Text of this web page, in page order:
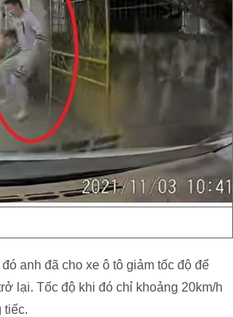
anh đã cho xe ô tô giảm tốc độ để
lại. Tốc độ khi đó chỉ khoảng 20km/h
tiếc.